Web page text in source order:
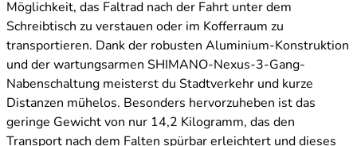
Möglichkeit, das Faltrad nach der Fahrt unter dem
Schreibtisch zu verstauen oder im Kofferraum zu
transportieren. Dank der robusten Aluminium-Konstruktion
und der wartungsarmen SHIMANO-Nexus-3-Gang-
Nabenschaltung meisterst du Stadtverkehr und kurze
Distanzen mühelos. Besonders hervorzuheben ist das
geringe Gewicht von nur 14,2 Kilogramm, das den
Transport nach dem Falten spürbar erleichtert und dieses